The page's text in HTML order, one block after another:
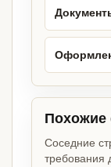
Похожие
Соседние
требования